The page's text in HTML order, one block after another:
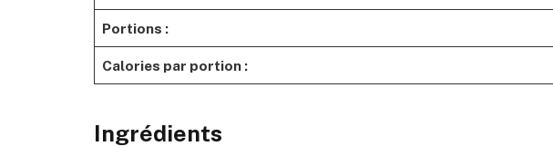
Portions :
Calories par portion :
Ingrédients